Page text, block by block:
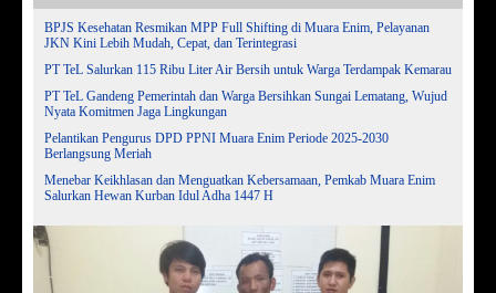
BPJS Kesehatan Resmikan MPP Full Shifting di Muara Enim, Pelayanan
JKN Kini Lebih Mudah, Cepat, dan Terintegrasi
PT TeL Salurkan 115 Ribu Liter Air Bersih untuk Warga Terdampak Kemarau
PT TeL Gandeng Pemerintah dan Warga Bersihkan Sungai Lematang, Wujud
Nyata Komitmen Jaga Lingkungan
Pelantikan Pengurus DPD PPNI Muara Enim Periode 2025-2030
Berlangsung Meriah
Menebar Keikhlasan dan Menguatkan Kebersamaan, Pemkab Muara Enim
Salurkan Hewan Kurban Idul Adha 1447 H